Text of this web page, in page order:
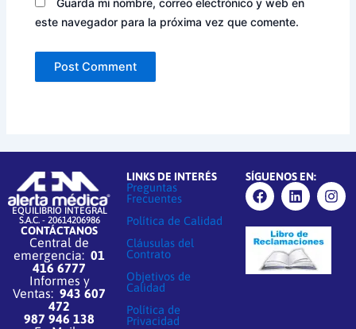
este navegador para la próxima vez que comente.
EQUILIBRIO INTEGRAL
S.A.C. - 20614206986
CONTÁCTANOS
Central de
emergencia:01
416 6777
Informes y
Ventas:943 607
472
987 946 138
LINKS DE INTERÉS
Preguntas
Frecuentes
Política de Calidad
Cláusulas del
Contrato
Objetivos de
Calidad
Política de
Privacidad
SÍGUENOS EN:
F
a
c
e
b
o
o
L
i
n
k
e
d
i
I
n
s
t
r